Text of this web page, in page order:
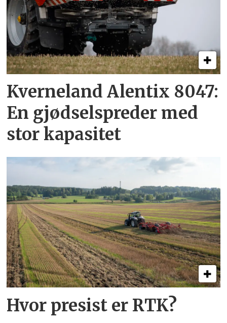
Kverneland Alentix 8047:
En gjødsel­spreder med
stor kapasitet
Hvor presist er RTK?